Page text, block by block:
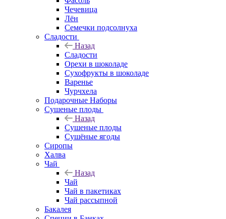
Чечевица
Лён
Семечки подсолнуха
Сладости
Назад
Сладости
Орехи в шоколаде
Сухофрукты в шоколаде
Варенье
Чурчхела
Подарочные Наборы
Cушеные плоды
Назад
Cушеные плоды
Сушёные ягоды
Сиропы
Халва
Чай
Назад
Чай
Чай в пакетиках
Чай рассыпной
Бакалея